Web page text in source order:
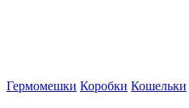
Гермомешки Коробки Кошельки